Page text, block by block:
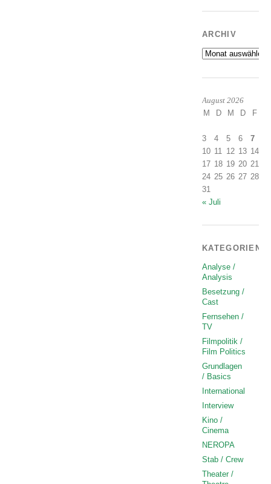
ARCHIV
Archiv
August 2026
M D M D F
3
4 5 6 7
10 11 12 13 14
17 18 19 20 21
24 25 26 27 28
31
« Juli
KATEGORIEN
Analyse /
Analysis
Besetzung /
Cast
Fernsehen /
TV
Filmpolitik /
Film Politics
Grundlagen
/ Basics
International
Interview
Kino /
Cinema
NEROPA
Stab / Crew
Theater /